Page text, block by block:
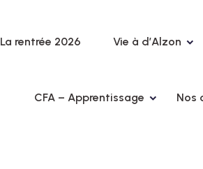
La rentrée 2026 Vie à d’Alzon
CFA – Apprentissage Nos